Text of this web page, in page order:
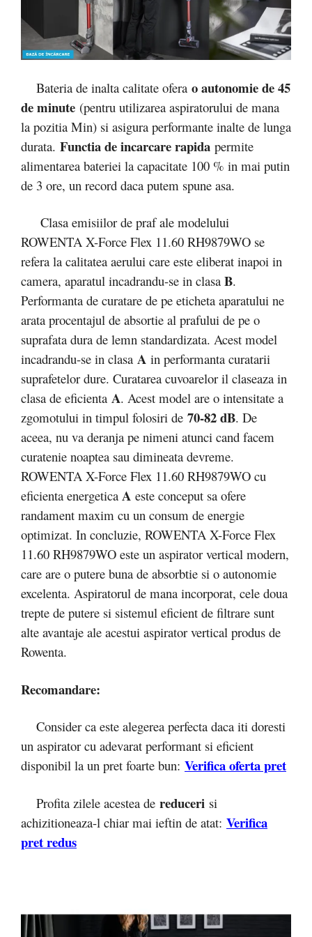
Bateria de inalta calitate ofera o autonomie de 45
de minute (pentru utilizarea aspiratorului de mana
la pozitia Min) si asigura performante inalte de lunga
durata. Functia de incarcare rapida permite
alimentarea bateriei la capacitate 100 % in mai putin
de 3 ore, un record daca putem spune asa.
Clasa emisiilor de praf ale modelului
ROWENTA X-Force Flex 11.60 RH9879WO se
refera la calitatea aerului care este eliberat inapoi in
camera, aparatul incadrandu-se in clasa B.
Performanta de curatare de pe eticheta aparatului ne
arata procentajul de absortie al prafului de pe o
suprafata dura de lemn standardizata. Acest model
incadrandu-se in clasa A in performanta curatarii
suprafetelor dure. Curatarea cuvoarelor il claseaza in
clasa de eficienta A. Acest model are o intensitate a
zgomotului in timpul folosiri de 70-82 dB. De
aceea, nu va deranja pe nimeni atunci cand facem
curatenie noaptea sau dimineata devreme.
ROWENTA X-Force Flex 11.60 RH9879WO cu
eficienta energetica A este conceput sa ofere
randament maxim cu un consum de energie
optimizat. In concluzie, ROWENTA X-Force Flex
11.60 RH9879WO este un aspirator vertical modern,
care are o putere buna de absorbtie si o autonomie
excelenta. Aspiratorul de mana incorporat, cele doua
trepte de putere si sistemul eficient de filtrare sunt
alte avantaje ale acestui aspirator vertical produs de
Rowenta.
Recomandare:
Consider ca este alegerea perfecta daca iti doresti
un aspirator cu adevarat performant si eficient
disponibil la un pret foarte bun: Verifica oferta pret
Profita zilele acestea de reduceri si
achizitioneaza-l chiar mai ieftin de atat: Verifica
pret redus